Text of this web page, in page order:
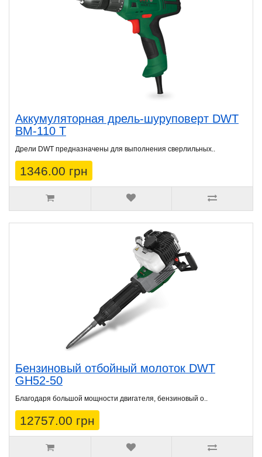
Аккумуляторная дрель-шуруповерт DWT
BM-110 T
Дрели DWT предназначены для выполнения сверлильных..
1346.00 грн
Бензиновый отбойный молоток DWT
GH52-50
Благодаря большой мощности двигателя, бензиновый о..
12757.00 грн